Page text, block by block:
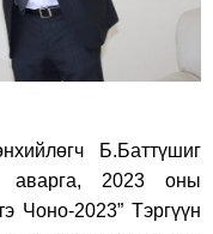
Б.Баттүшиг
аварга, 2023 оны
Чоно-2023” Тэргүүн